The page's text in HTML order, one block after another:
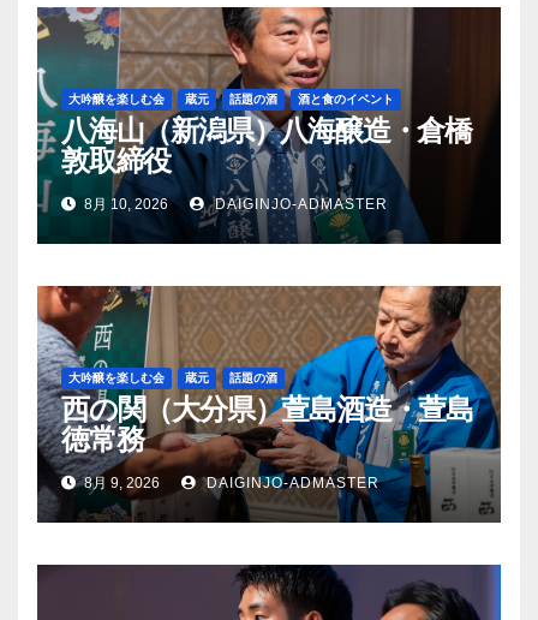
大吟醸を楽しむ会 蔵元 話題の酒 酒と食のイベント
八海山（新潟県）八海醸造・倉橋
敦取締役
8月 10, 2026 DAIGINJO-ADMASTER
大吟醸を楽しむ会 蔵元 話題の酒
西の関（大分県）萱島酒造・萱島
徳常務
8月 9, 2026 DAIGINJO-ADMASTER